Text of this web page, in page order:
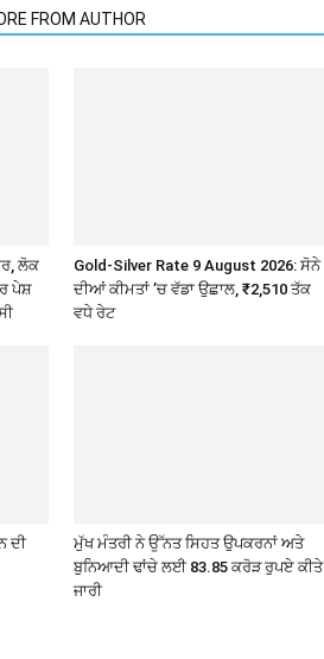
FROM AUTHOR
ਲੋਕ
ਪੇਸ਼
Gold-Silver Rate 9 August 2026: ਸੋਨੇ
ਦੀਆਂ ਕੀਮਤਾਂ ’ਚ ਵੱਡਾ ਉਛਾਲ, ₹2,510 ਤੱਕ
ਵਧੇ ਰੇਟ
ਦੀ
ਮੁੱਖ ਮੰਤਰੀ ਨੇ ਉੱਨਤ ਸਿਹਤ ਉਪਕਰਨਾਂ ਅਤੇ
ਬੁਨਿਆਦੀ ਢਾਂਚੇ ਲਈ 83.85 ਕਰੋੜ ਰੁਪਏ ਕੀਤੇ
ਜਾਰੀ